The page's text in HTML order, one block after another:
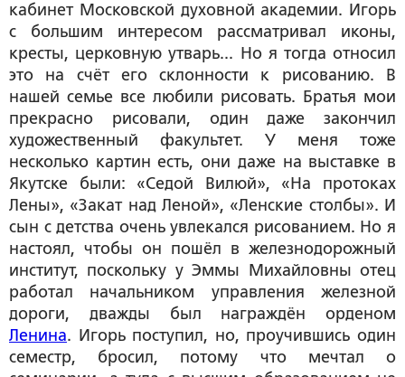
кабинет Московской духовной академии. Игорь
с большим интересом рассматривал иконы,
кресты, церковную утварь... Но я тогда относил
это на счёт его склонности к рисованию. В
нашей семье все любили рисовать. Братья мои
прекрасно рисовали, один даже закончил
художественный факультет. У меня тоже
несколько картин есть, они даже на выставке в
Якутске были: «Седой Вилюй», «На протоках
Лены», «Закат над Леной», «Ленские столбы». И
сын с детства очень увлекался рисованием. Но я
настоял, чтобы он пошёл в железнодорожный
институт, поскольку у Эммы Михайловны отец
работал начальником управления железной
дороги, дважды был награждён орденом
Ленина. Игорь поступил, но, проучившись один
семестр, бросил, потому что мечтал о